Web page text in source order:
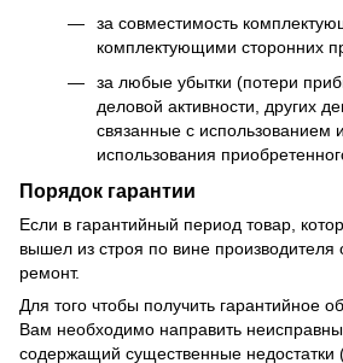
за совместимость
комплектующими сторонних
за любые убытки (потери
деловой активности, других
связанные с использованием
использования
Порядок гарантии
Если в гарантийный период товар,
вышел из строя по вине производителя
ремонт.
Для того чтобы получить гарантийное
Вам необходимо направить
содержащий существенные недостатки